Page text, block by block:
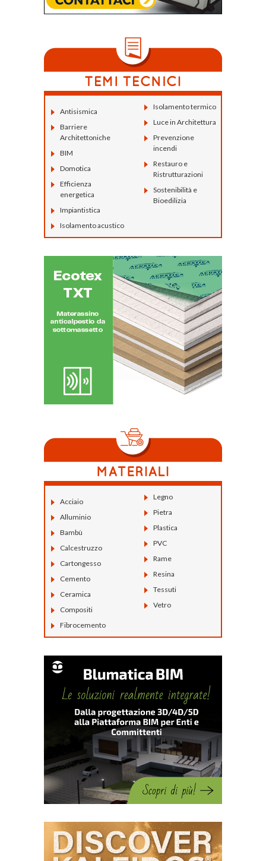
Antisismica
Barriere
Architettoniche
BIM
Domotica
Efficienza
energetica
Impiantistica
Isolamento acustico
Isolamento termico
Luce in Architettura
Prevenzione
incendi
Restauro e
Ristrutturazioni
Sostenibilità e
Bioedilizia
Acciaio
Alluminio
Bambù
Calcestruzzo
Cartongesso
Cemento
Ceramica
Compositi
Fibrocemento
Legno
Pietra
Plastica
PVC
Rame
Resina
Tessuti
Vetro